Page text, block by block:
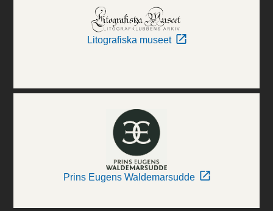
Litografiska museet
Prins Eugens Waldemarsudde